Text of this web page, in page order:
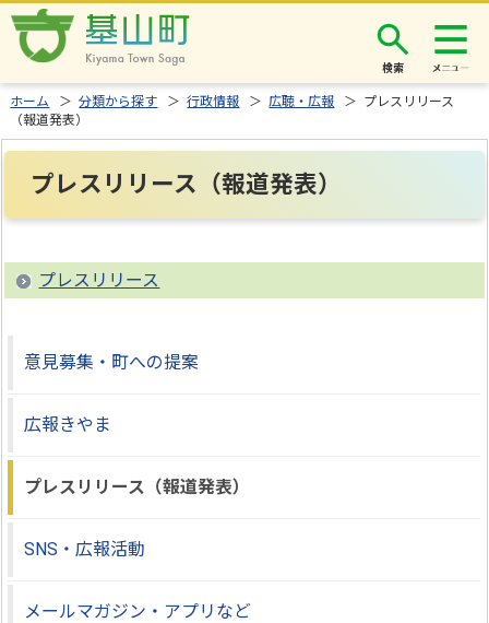
検索
ホーム ＞分類から探す ＞行政情報 ＞広聴・広報 ＞ プレスリリース
（報道発表）
プレスリリース（報道発表）
プレスリリース
意見募集・町への提案
広報きやま
プレスリリース（報道発表）
SNS・広報活動
メールマガジン・アプリなど